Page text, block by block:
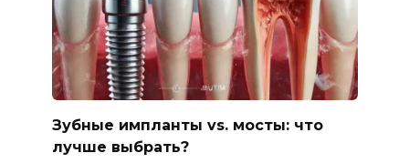
Зубные импланты vs. мосты: что
лучше выбрать?